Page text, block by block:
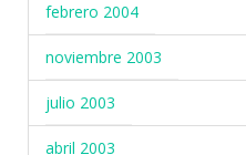
febrero 2004
noviembre 2003
julio 2003
abril 2003